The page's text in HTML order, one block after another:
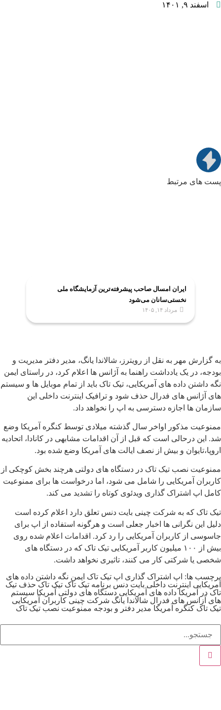
اسفند ۹, ۱۴۰۱
پست های مرتبط
ایران امسال صاحب پیشرفته‌ترین آزمایشگاه ملی
نخستی‌سانان می‌شود
مرداد ۱۴, ۱۴۰۵
به گزارش مهر به نقل از رویترز، شالاندا یانگ، مدیر دفتر مدیریت و
بودجه، در یک یادداشت راهنما به آژانس ها اعلام کرد، در راستای ایمن
نگه داشتن داده های آمریکایی، تیک تاک باید از تمام موبایل ها و سیستم
های آژانس های فدرال حذف شود و ترافیک اینترنت داخلی این
سازمان ها اجازه دسترسی به اپ را نخواهد داد.
ممنوعیت مذکور اواخر سال گذشته میلادی توسط کنگره آمریکا وضع
شد. این درحالی است که قبل از آن اقدامات مشابهی در کانادا، اتحادیه
اروپا،تایوان و بیش از نصف ایالت های آمریکا وضع شده بود.
ممنوعیت نصب تیک تاک در دستگاه های دولتی هرچند بخش کوچکی از
کاربران آمریکایی را شامل می شود، اما درخواست ها برای ممنوعیت
کامل اپ اشتراک گذاری ویدئوی کوتاه را تشدید می کند.
تیک تاک که به شرکت چینی بایت دنس تعلق دارد اعلام کرده است
دلیل این نگرانی ها اخبار جعلی است و هرگونه استفاده از اپ برای
جاسوسی از کاربران آمریکایی را رد کرد. اقدامات اعلام شده روی
بیش از ۱۰۰ میلیون کاربر آمریکایی تیک تاک که در دستگاه های
شخصی یا شرکتی کار می کنند، تاثیری نخواهد داشت.
برچسب ها: اپ اشتراک گذاری اپ تیک تاک ایمن نگه داشتن داده های
آمریکایی اینترنت داخلی بایت دنس برنامه تیک تاک تیک تاک حذف تیک
تاک در آمریکا داده های آمریکایی دستگاه های دولتی آمریکا سیستم
های آزانس های فدرال شالاندا یانگ شرکت چینی کاربران آمریکایی
تیک تاک کنگره آمریکا مدیر دفتر و بودجه ممنوعیت نصب تیک تاک